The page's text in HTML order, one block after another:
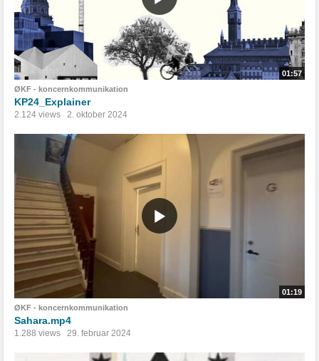
01:57
ØKF - koncernkommunikation
KP24_Explainer
2.124 views 2. oktober 2024
01:19
ØKF - koncernkommunikation
Sahara.mp4
1.288 views 29. februar 2024